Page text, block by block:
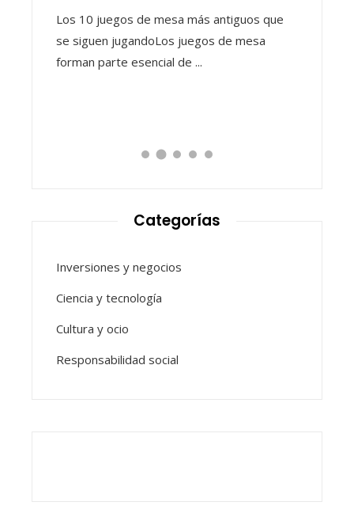
Los 10 juegos de mesa más antiguos que
se siguen jugandoLos juegos de mesa
forman parte esencial de ...
Categorías
Inversiones y negocios
Ciencia y tecnología
Cultura y ocio
Responsabilidad social